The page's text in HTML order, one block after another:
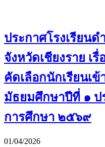
ประกาศโรงเรียนด
จังหวัดเชียงราย เ
คัดเลือกนักเรียนเ
มัธยมศึกษาปีที่ ๑ ป
การศึกษา ๒๕๖๙
01/04/2026